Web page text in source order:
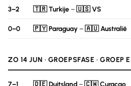
3–2 🇹🇷 Turkije–🇺🇸 VS
0–0 🇵🇾 Paraguay–🇦🇺 Australië
ZO 14 JUN · GROEPSFASE · GROEP E
7–1 🇩🇪 Duitsland–🇨🇼 Curaçao